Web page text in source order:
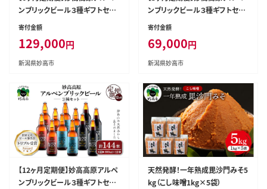
ンブリックビール３種ギフトセッ
ト(500ml×12本)全6回
寄付金額
129,000円
新潟県妙高市
ンブリックビール３種ギフトセッ
ト(500ml×12本)全3回
寄付金額
69,000円
新潟県妙高市
【12ヶ月定期便】妙高高原アルペ
ンブリックビール３種ギフトセッ
天然発酵！一年熟成毘沙門みそ5
kg（こし味噌1kg×5袋）